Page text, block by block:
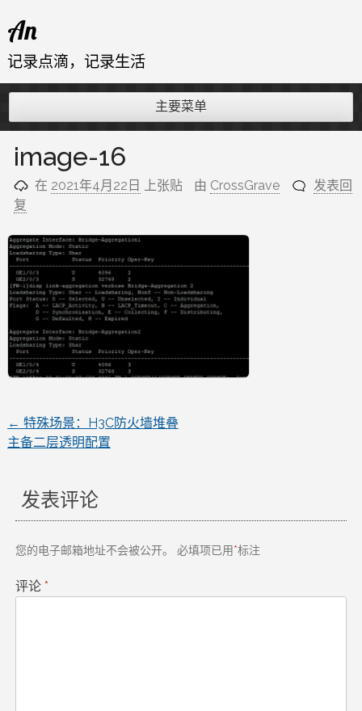
至
内
An
记录点滴，记录生活
主要菜单
image-16
在 2021年4月22日 上张贴 由 CrossGrave
发表回
复
文
导
航
← 特殊场景：H3C防火墙堆叠
主备二层透明配置
发表评论
您的电子邮箱地址不会被公开。 必填项已用*标注
评论 *